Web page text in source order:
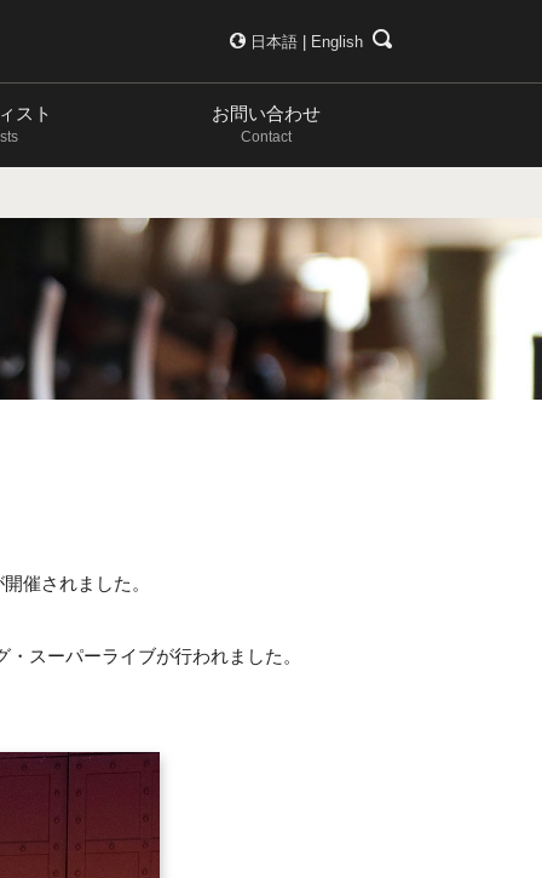
日本語 English
スト お問い合わせ
Contact
催されました。
スーパーライブが行われました。